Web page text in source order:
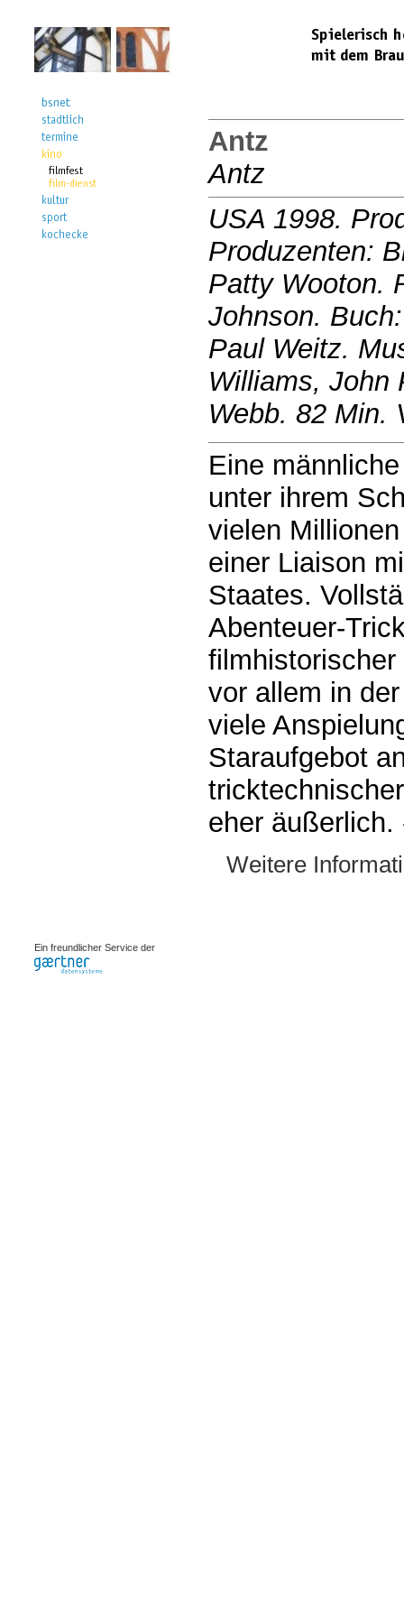
Antz
Antz
USA 1998.
Produzenten:
Patty Wooton.
Johnson.
Paul Weitz.
Williams, John
Webb. 82 Min.
Eine
unter ihrem
vielen
einer Liaison
Staates.
Abenteuer-
vor allem in
viele
Staraufgebot
eher äußerlich.
Weitere
Ein freundlicher Service der